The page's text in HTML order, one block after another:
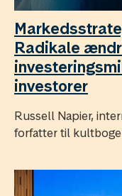
Radikale
investorer
Russell Napier,
forfatter til